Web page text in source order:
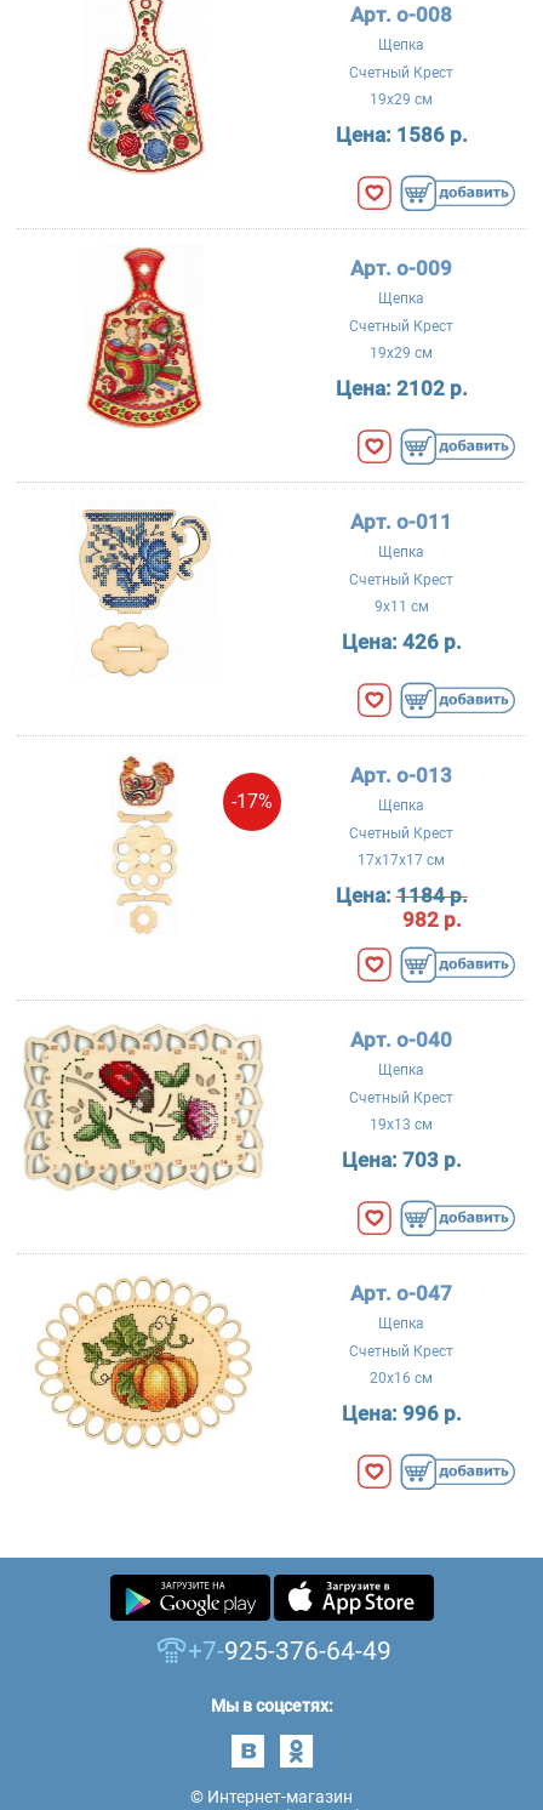
Арт. о-008
Щепка
Счетный Крест
19x29 см
Цена: 1586 р.
Арт. о-009
Щепка
Счетный Крест
19x29 см
Цена: 2102 р.
Арт. о-011
Щепка
Счетный Крест
9x11 см
Цена: 426 р.
-17%
Арт. о-013
Щепка
Счетный Крест
17x17x17 см
Цена:1184 р.
982 р.
Арт. о-040
Щепка
Счетный Крест
19x13 см
Цена: 703 р.
Арт. о-047
Щепка
Счетный Крест
20x16 см
Цена: 996 р.
+7-925-376-64-49
Мы в соцсетях:
© Интернет-магазин